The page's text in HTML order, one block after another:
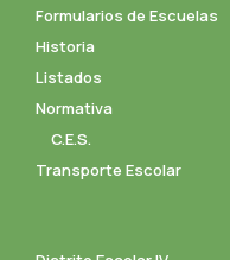
Formularios de Escuelas
Historia
Listados
Normativa
C.E.S.
Transporte Escolar